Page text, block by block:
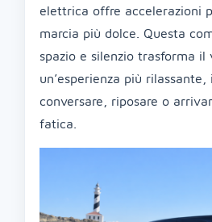
elettrica offre accelerazioni
marcia più dolce. Questa
spazio e silenzio trasforma il
un’esperienza più
conversare, riposare o
fatica.